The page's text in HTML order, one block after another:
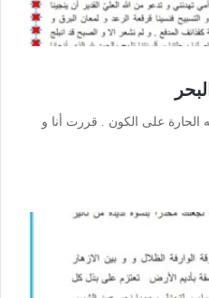
على الكون . قررت أنا و